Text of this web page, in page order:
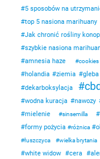
5 sposobów na
top 5 nasiona marihuany
Jak chronić rośliny
szybkie nasiona
amnesia haze cookies
holandia ziemia gleba
dekarboksylacja
cbd
wodna kuracja nawozy
mielenie
sinsemilla
formy pożycia
różnica
łuszczyca wielka brytania
white widow cera